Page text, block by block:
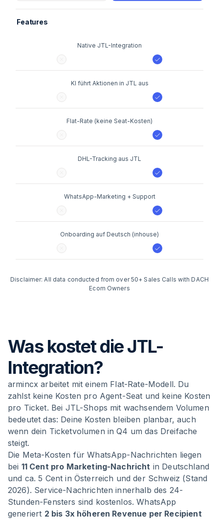
Features
Native JTL-Integration
KI führt Aktionen in JTL aus
Flat-Rate (keine Seat-Kosten)
DHL-Tracking aus JTL
WhatsApp-Marketing + Support
Onboarding auf Deutsch (inhouse)
Disclaimer: All data conducted from over 50+ Sales Calls with DACH
Ecom Owners
Was kostet die JTL-
Integration?
armincx arbeitet mit einem Flat-Rate-Modell. Du
zahlst keine Kosten pro Agent-Seat und keine Kosten
pro Ticket. Bei JTL-Shops mit wachsendem Volumen
bedeutet das: Deine Kosten bleiben planbar, auch
wenn dein Ticketvolumen in Q4 um das Dreifache
steigt.
Die Meta-Kosten für WhatsApp-Nachrichten liegen
bei 11 Cent pro Marketing-Nachricht in Deutschland
und ca. 5 Cent in Österreich und der Schweiz (Stand
2026). Service-Nachrichten innerhalb des 24-
Stunden-Fensters sind kostenlos. WhatsApp
generiert 2 bis 3x höheren Revenue per Recipient